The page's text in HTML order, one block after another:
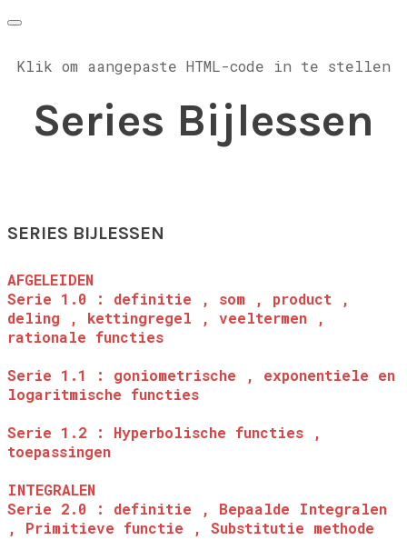
Klik om aangepaste HTML-code in te stellen
Series Bijlessen
SERIES BIJLESSEN
AFGELEIDEN
Serie 1.0 : definitie , som , product ,
deling , kettingregel , veeltermen ,
rationale functies
Serie 1.1 : goniometrische , exponentiele en
logaritmische functies
Serie 1.2 : Hyperbolische functies ,
toepassingen
INTEGRALEN
Serie 2.0 : definitie , Bepaalde Integralen
, Primitieve functie , Substitutie methode